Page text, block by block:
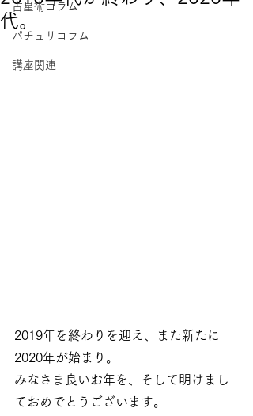
占星術コラム
パチュリコラム
講座関連
代。
2019年を終わりを迎え、また新たに
2020年が始まり。
みなさま良いお年を、そして明けまし
ておめでとうございます。